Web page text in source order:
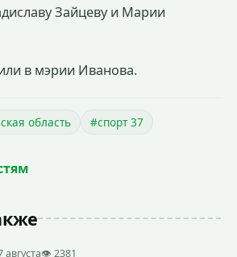
Зайцеву и Марии
в мэрии Иванова.
область #спорт 37
августа👁 2381